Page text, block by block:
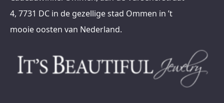
4, 7731 DC in de gezellige stad Ommen in ’t
mooie oosten van Nederland.